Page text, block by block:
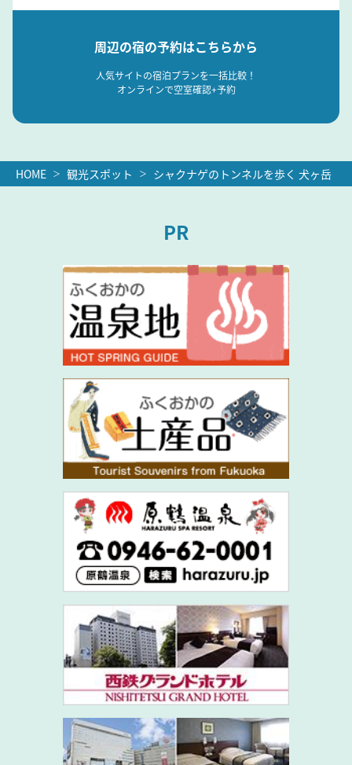
周辺の宿の予約はこちらから
人気サイトの宿泊プランを一括比較！
オンラインで空室確認+予約
HOME 観光スポット シャクナゲのトンネルを歩く 犬ヶ岳
PR